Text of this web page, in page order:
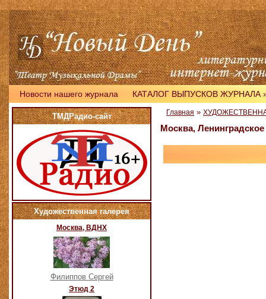
Новости нашего журнала КАТАЛОГ ВЫПУСКОВ ЖУРНАЛА
ТМДРадио-сайт
Художественная галерея
Москва, ВДНХ
Филиппов Сергей
Этюд 2
Главная »
Москва,